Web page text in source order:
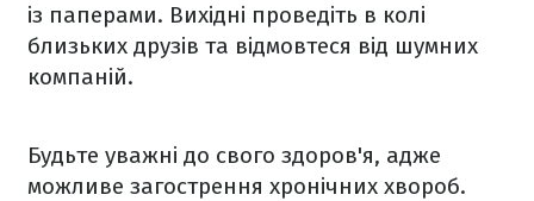
із паперами. Вихідні проведіть в колі
близьких друзів та відмовтеся від шумних
компаній.
Будьте уважні до свого здоров'я, адже
можливе загострення хронічних хвороб.